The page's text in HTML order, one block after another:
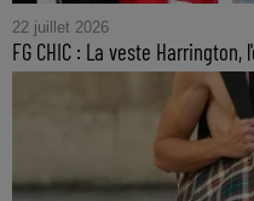
22 juillet 2026
FG CHIC : La veste